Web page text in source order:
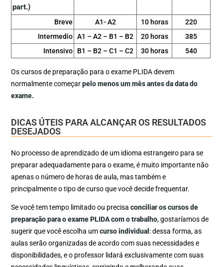
part.)
Breve A1- A2 10 horas
220
Intermedio A1 – A2 – B1 – B2 20 horas
385
Intensivo
B1 – B2 – C1 – C2 30 horas 540
Os cursos de preparação para o exame PLIDA devem
normalmente começarpelo menos um mês antes da data do
exame.
DICAS ÚTEIS PARA ALCANÇAR OS RESULTADOS
DESEJADOS
No processo de aprendizado de um idioma estrangeiro para se
preparar adequadamente para o exame, é muito importante não
apenas o número de horas de aula, mas também e
principalmente o tipo de curso que você decide frequentar.
Se você tem tempo limitado ou precisa conciliar os cursos de
preparação para o exame PLIDA com o trabalho, gostaríamos de
sugerir que você escolha umcurso individual : dessa forma, as
aulas serão organizadas de acordo com suas necessidades e
disponibilidades, e o professor lidará exclusivamente com suas